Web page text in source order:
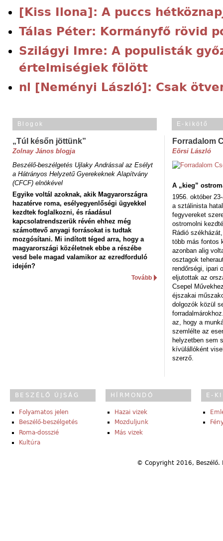
[Kiss Ilona]: A puccs
Tálas Péter: Kormányfő rövid
Szilágyi Imre: A populisták
értelmiségiek fölött
nl [Neményi László]: Csak
Blogok
„Túl későn jöttünk”
Zolnay János blogja
Beszélő-beszélgetés Ujlaky Andrással az Esélyt
a Hátrányos Helyzetű Gyerekeknek Alapítvány
(CFCF) elnökével
Egyike voltál azoknak, akik Magyarországra
hazatérve roma, esélyegyenlőségi ügyekkel
kezdtek foglalkozni, és ráadásul
kapcsolatrendszerük révén ehhez még
számottevő anyagi forrásokat is tudtak
mozgósítani. Mi indított téged arra, hogy a
magyarországi közéletnek ebbe a részébe
vesd bele magad valamikor az ezredforduló
idején?
Tovább
E-kikötő
Forradalom
Eörsi László
A „kieg”
1956. október
a sztálinista
fegyvereket
ostromolni
Rádió
több más fontos
azonban alig
osztagok
rendőrségi, ipari
eljutottak az
Csepel
éjszakai
dolgozók közül
az, hogy a
szemlélte az
helyzetben sem
kívülállóként
szerző.
BESZÉLŐ ÚJSÁG
Folyamatos jelen
Beszélő-beszélgetés
Roma-dosszié
Kultúra
HÍRMONDÓ
Hazai vizek
Mozduljunk
Más vizek
E-
© Copyright 2016,